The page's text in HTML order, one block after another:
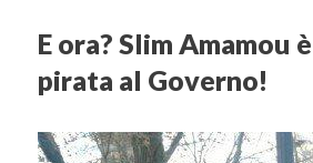
E ora? Slim Amamou
pirata al Governo!